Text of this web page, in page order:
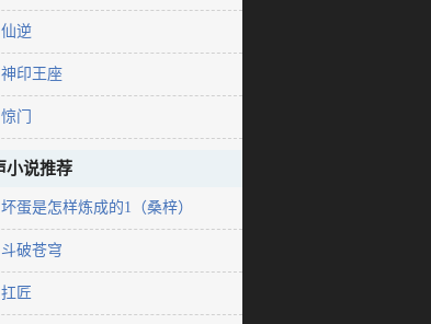
仙逆
神印王座
惊门
小说推荐
坏蛋是怎样炼成的1（桑梓）
斗破苍穹
扛匠